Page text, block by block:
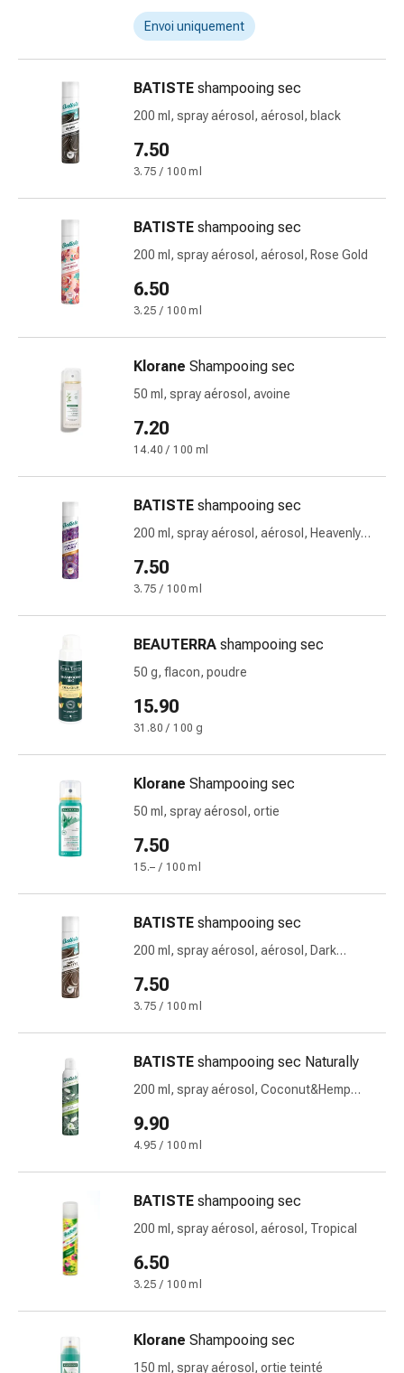
fixation
Gazes
compression
Pansements
Bandes
tapes
accessoires
tubulaires
filets
Matériel
pansement
Brûlures
soleil
changement
pansements
Pansements
Traitement
plaies
plaies
fermeture
de
plaies
Pommade
tirer
médicaux
Oreilles
et
yeux
l'oreille
Soins
oreilles
Gouttes
pour
Envoi uniquement
BATISTE shampooing sec
200 ml, spray aérosol, aérosol, black
7.50
3.75 / 100 ml
BATISTE shampooing sec
200 ml, spray aérosol, aérosol, Rose Gold
6.50
3.25 / 100 ml
Klorane Shampooing sec
50 ml, spray aérosol, avoine
7.20
14.40 / 100 ml
BATISTE shampooing sec
200 ml, spray aérosol, aérosol, Heavenly
7.50
3.75 / 100 ml
BEAUTERRA shampooing sec
50 g, flacon, poudre
15.90
31.80 / 100 g
Klorane Shampooing sec
50 ml, spray aérosol, ortie
7.50
15.– / 100 ml
BATISTE shampooing sec
200 ml, spray aérosol, aérosol, Dark
7.50
3.75 / 100 ml
BATISTE shampooing sec Naturally
200 ml, spray aérosol, Coconut&Hemp
9.90
4.95 / 100 ml
BATISTE shampooing sec
200 ml, spray aérosol, aérosol, Tropical
6.50
3.25 / 100 ml
Klorane Shampooing sec
150 ml, spray aérosol, ortie teinté